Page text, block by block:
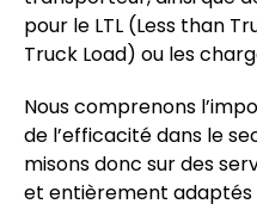
pour le LTL (Less than
Truck Load) ou les
Nous comprenons
de l’efficacité dans le
misons donc sur des
et entièrement adaptés